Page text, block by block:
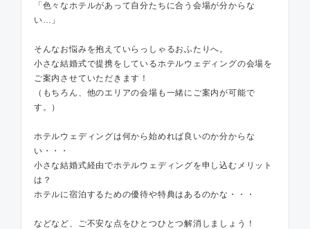
「色々なホテルがあって自分たちに合う会場が分からな
い…」
そんなお悩みを抱えていらっしゃるおふたりへ。
小さな結婚式で提携をしているホテルウェディングの会場を
ご案内させていただきます！
（もちろん、他のエリアの会場も一緒にご案内が可能で
す。）
ホテルウェディングは何から始めれば良いのか分からな
い・・・
小さな結婚式経由でホテルウェディングを申し込むメリット
は？
ホテルに宿泊するための優待や特典はあるのかな・・・
などなど、ご不安な点をひとつひとつ解消しましょう！